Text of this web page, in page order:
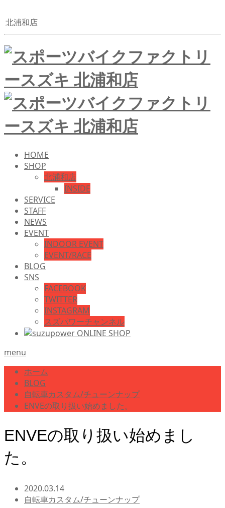
北浦和店
HOME
SHOP
北浦和店
INSIDE
SERVICE
STAFF
NEWS
EVENT
INDOOR EVENT
EVENT/RACE
BLOG
SNS
FACEBOOK
TWITTER
INSTAGRAM
スズパワーチャンネル
menu
ホーム
BLOG
自転車カスタム/チューンナップ
ENVEの取り扱い始めました。
ENVEの取り扱い始めまし
た。
2020.03.14
自転車カスタム/チューンナップ